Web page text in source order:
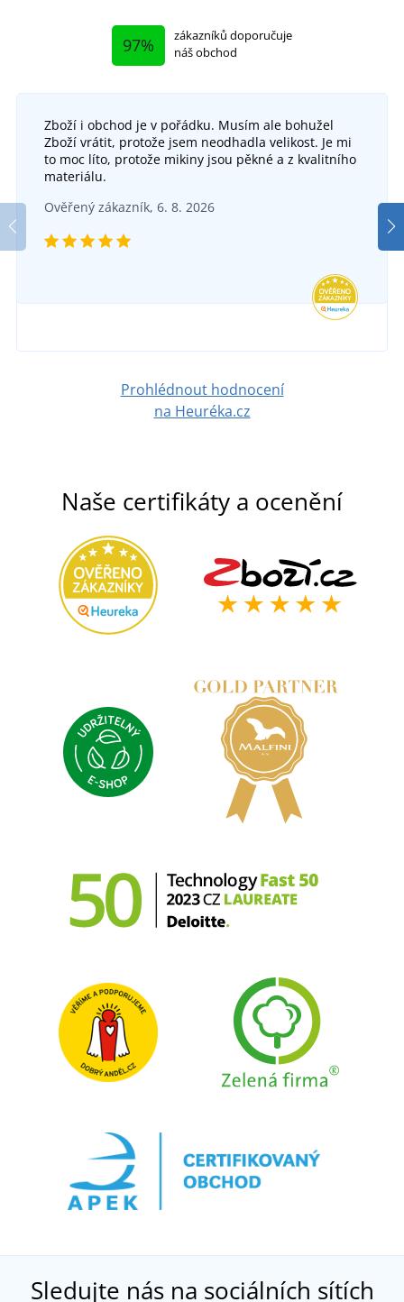
Pracovní obuv s ocelovou špicí CXS TEXLINE SIT
S1
DO 5 DNŮ
Pracovní polobotky KNITTER S1 ESD 4WIDE
731 Kč
97%
zákazníků doporučuje
náš obchod
Zboží i obchod je v pořádku. Musím ale bohužel
Zboží vrátit, protože jsem neodhadla velikost. Je mi
to moc líto, protože mikiny jsou pěkné a z kvalitního
materiálu.
Ověřený zákazník, 6. 8. 2026
Prohlédnout hodnocení
na Heuréka.cz
Naše certifikáty a ocenění
Sledujte nás na sociálních sítích